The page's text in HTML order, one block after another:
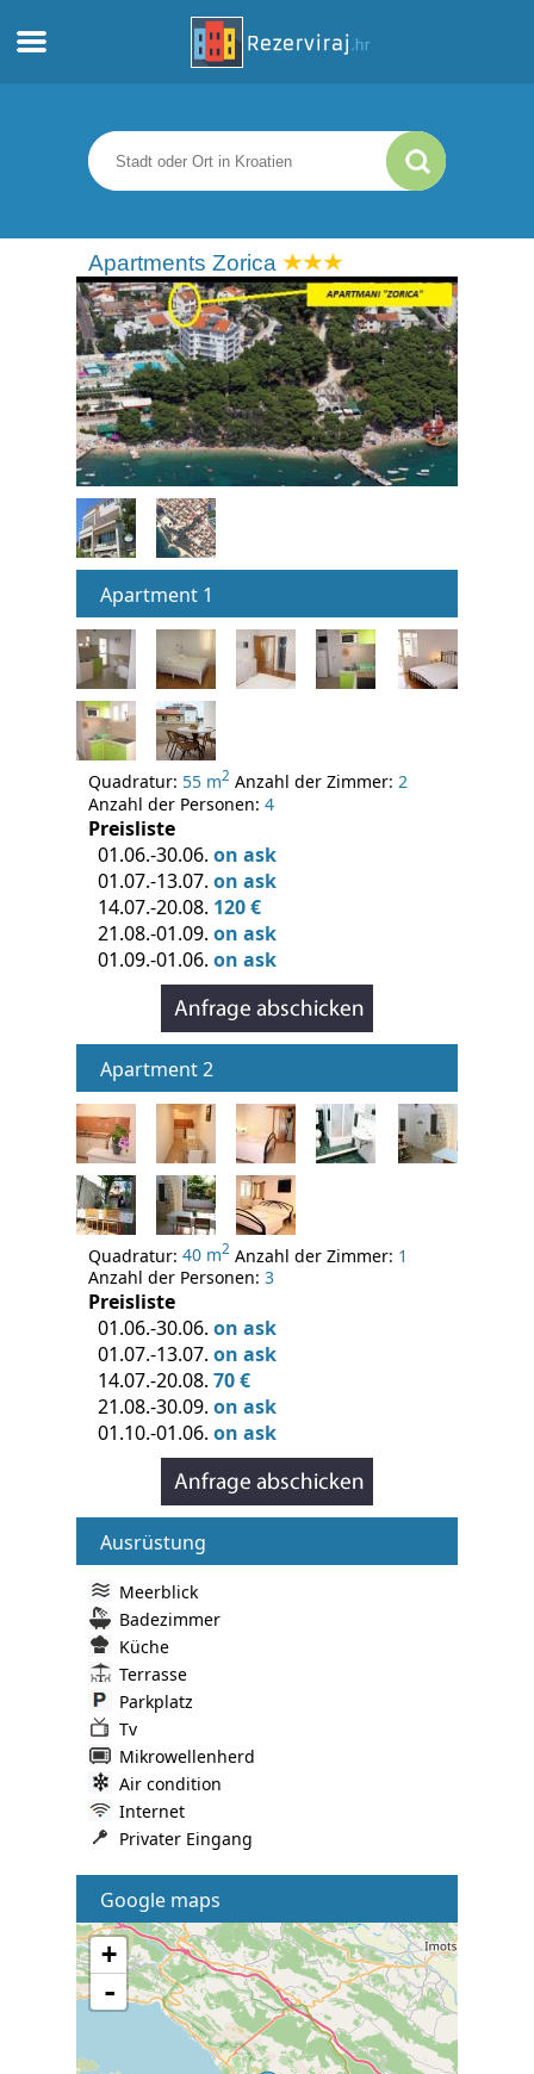
Apartments
Touristeninformation
Strände
webcams
Treffen Sie Kroatien
museen
Apartments Zorica
Apartment 1
Quadratur: 55 m2 Anzahl der Zimmer: 2
Anzahl der Personen: 4
Preisliste
01.06.-30.06. on ask
01.07.-13.07. on ask
14.07.-20.08. 120 €
21.08.-01.09. on ask
01.09.-01.06. on ask
Apartment 2
Quadratur: 40 m2 Anzahl der Zimmer: 1
Anzahl der Personen: 3
Preisliste
01.06.-30.06. on ask
01.07.-13.07. on ask
14.07.-20.08. 70 €
21.08.-30.09. on ask
01.10.-01.06. on ask
Ausrüstung
Meerblick
Badezimmer
Küche
Terrasse
Parkplatz
Tv
Mikrowellenherd
Air condition
Internet
Privater Eingang
Google maps